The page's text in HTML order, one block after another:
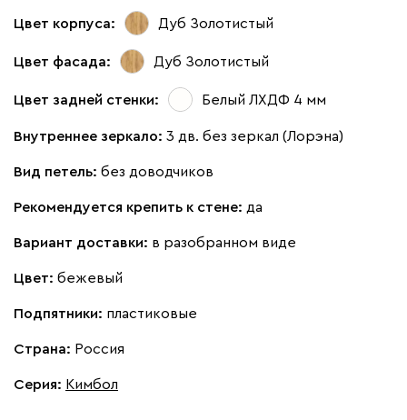
Цвет корпуса: Дуб Золотистый
Цвет фасада: Дуб Золотистый
Цвет задней стенки: Белый ЛХДФ 4 мм
Внутреннее зеркало: 3 дв. без зеркал (Лорэна)
Вид петель: без доводчиков
Рекомендуется крепить к стене: да
Вариант доставки: в разобранном виде
Цвет: бежевый
Подпятники: пластиковые
Страна: Россия
Серия: Кимбол